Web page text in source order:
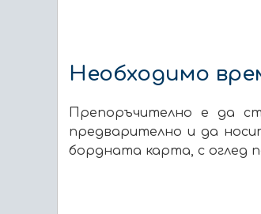
Необходимо
Препоръчително е да
предварително и да
бордната карта, с оглед